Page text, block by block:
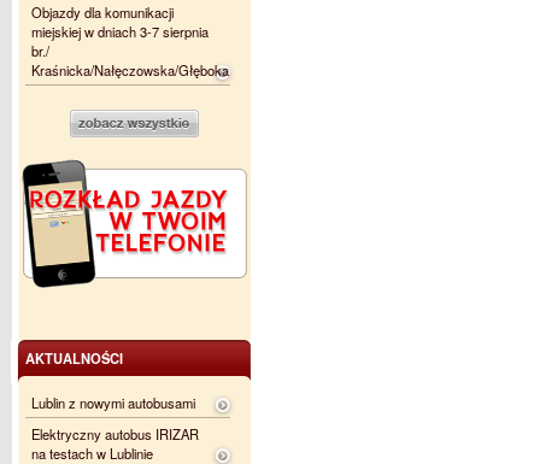
Objazdy dla komunikacji
miejskiej w dniach 3-7 sierpnia
br./
Kraśnicka/Nałęczowska/Głęboka
AKTUALNOŚCI
Lublin z nowymi autobusami
Elektryczny autobus IRIZAR
na testach w Lublinie